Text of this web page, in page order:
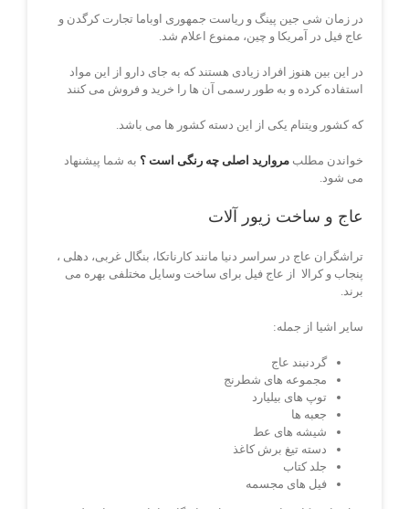
در زمان شی جین پینگ و ریاست جمهوری اوباما تجارت کرگدن و
عاج فیل در آمریکا و چین، ممنوع اعلام شد.
در این بین هنوز افراد زیادی هستند که به جای دارو از این مواد
استفاده کرده و به طور رسمی آن ها را خرید و فروش می کنند
که کشور ویتنام یکی از این دسته کشور ها می باشد.
خواندن مطلب مروارید اصلی چه رنگی است ؟ به شما پیشنهاد
می شود.
عاج و ساخت زیور آلات
تراشگران عاج در سراسر دنیا مانند کارناتکا، بنگال غربی، دهلی ،
پنجاب و کرالا از عاج فیل برای ساخت وسایل مختلفی بهره می
برند.
سایر اشیا از جمله:
گردنبند عاج
مجموعه های شطرنج
توپ های بیلیارد
جعبه ها
شیشه های عط
دسته تیغ برش کاغذ
جلد کتاب
فیل های مجسمه